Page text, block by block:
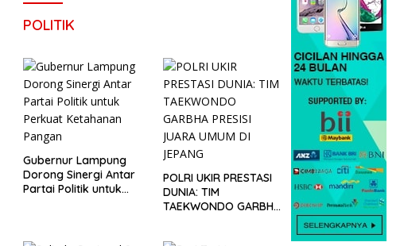
POLITIK
Gubernur Lampung
Dorong Sinergi Antar
Partai Politik untuk
POLRI UKIR PRESTASI
DUNIA: TIM
TAEKWONDO GARBHA